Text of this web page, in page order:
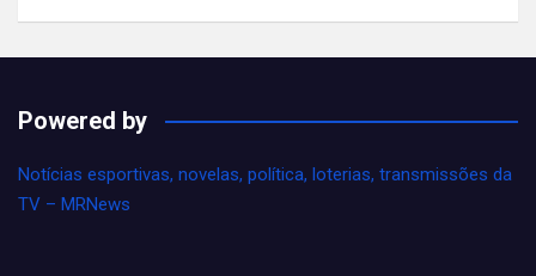
Powered by
Notícias esportivas, novelas, política, loterias, transmissões da
TV – MRNews